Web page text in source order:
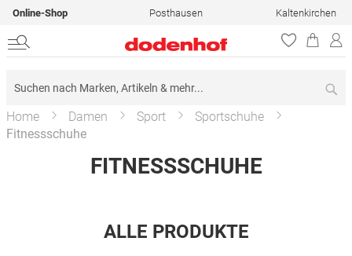
Online-Shop Posthausen Kaltenkirchen
Home Damen Sport
Sportschuhe
Fitnessschuhe
FITNESSSCHUHE
ALLE PRODUKTE